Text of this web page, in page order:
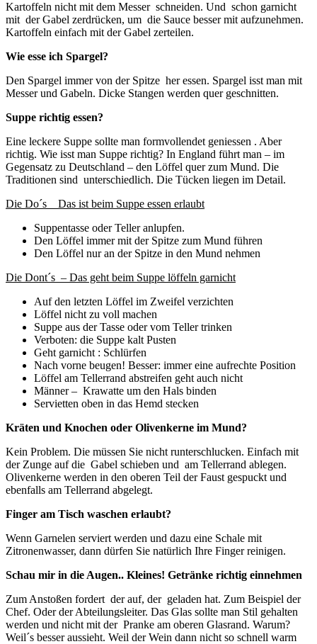
Kartoffeln nicht mit dem Messer schneiden. Und schon garnicht
mit der Gabel zerdrücken, um die Sauce besser mit aufzunehmen.
Kartoffeln einfach mit der Gabel zerteilen.
Wie esse ich Spargel?
Den Spargel immer von der Spitze her essen. Spargel isst man mit
Messer und Gabeln. Dicke Stangen werden quer geschnitten.
Suppe richtig essen?
Eine leckere Suppe sollte man formvollendet geniessen . Aber
richtig. Wie isst man Suppe richtig? In England führt man – im
Gegensatz zu Deutschland – den Löffel quer zum Mund. Die
Traditionen sind unterschiedlich. Die Tücken liegen im Detail.
Die Do´s Das ist beim Suppe essen erlaubt
Suppentasse oder Teller anlupfen.
Den Löffel immer mit der Spitze zum Mund führen
Den Löffel nur an der Spitze in den Mund nehmen
Die Dont´s – Das geht beim Suppe löffeln garnicht
Auf den letzten Löffel im Zweifel verzichten
Löffel nicht zu voll machen
Suppe aus der Tasse oder vom Teller trinken
Verboten: die Suppe kalt Pusten
Geht garnicht : Schlürfen
Nach vorne beugen! Besser: immer eine aufrechte Position
Löffel am Tellerrand abstreifen geht auch nicht
Männer – Krawatte um den Hals binden
Servietten oben in das Hemd stecken
Kräten und Knochen oder Olivenkerne im Mund?
Kein Problem. Die müssen Sie nicht runterschlucken. Einfach mit
der Zunge auf die Gabel schieben und am Tellerrand ablegen.
Olivenkerne werden in den oberen Teil der Faust gespuckt und
ebenfalls am Tellerrand abgelegt.
Finger am Tisch waschen erlaubt?
Wenn Garnelen serviert werden und dazu eine Schale mit
Zitronenwasser, dann dürfen Sie natürlich Ihre Finger reinigen.
Schau mir in die Augen.. Kleines! Getränke richtig einnehmen
Zum Anstoßen fordert der auf, der geladen hat. Zum Beispiel der
Chef. Oder der Abteilungsleiter. Das Glas sollte man Stil gehalten
werden und nicht mit der Pranke am oberen Glasrand. Warum?
Weil´s besser aussieht. Weil der Wein dann nicht so schnell warm